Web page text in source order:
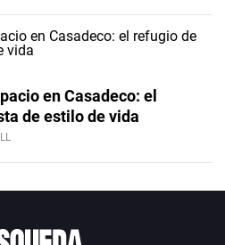
en Casadeco: el
de estilo de vida